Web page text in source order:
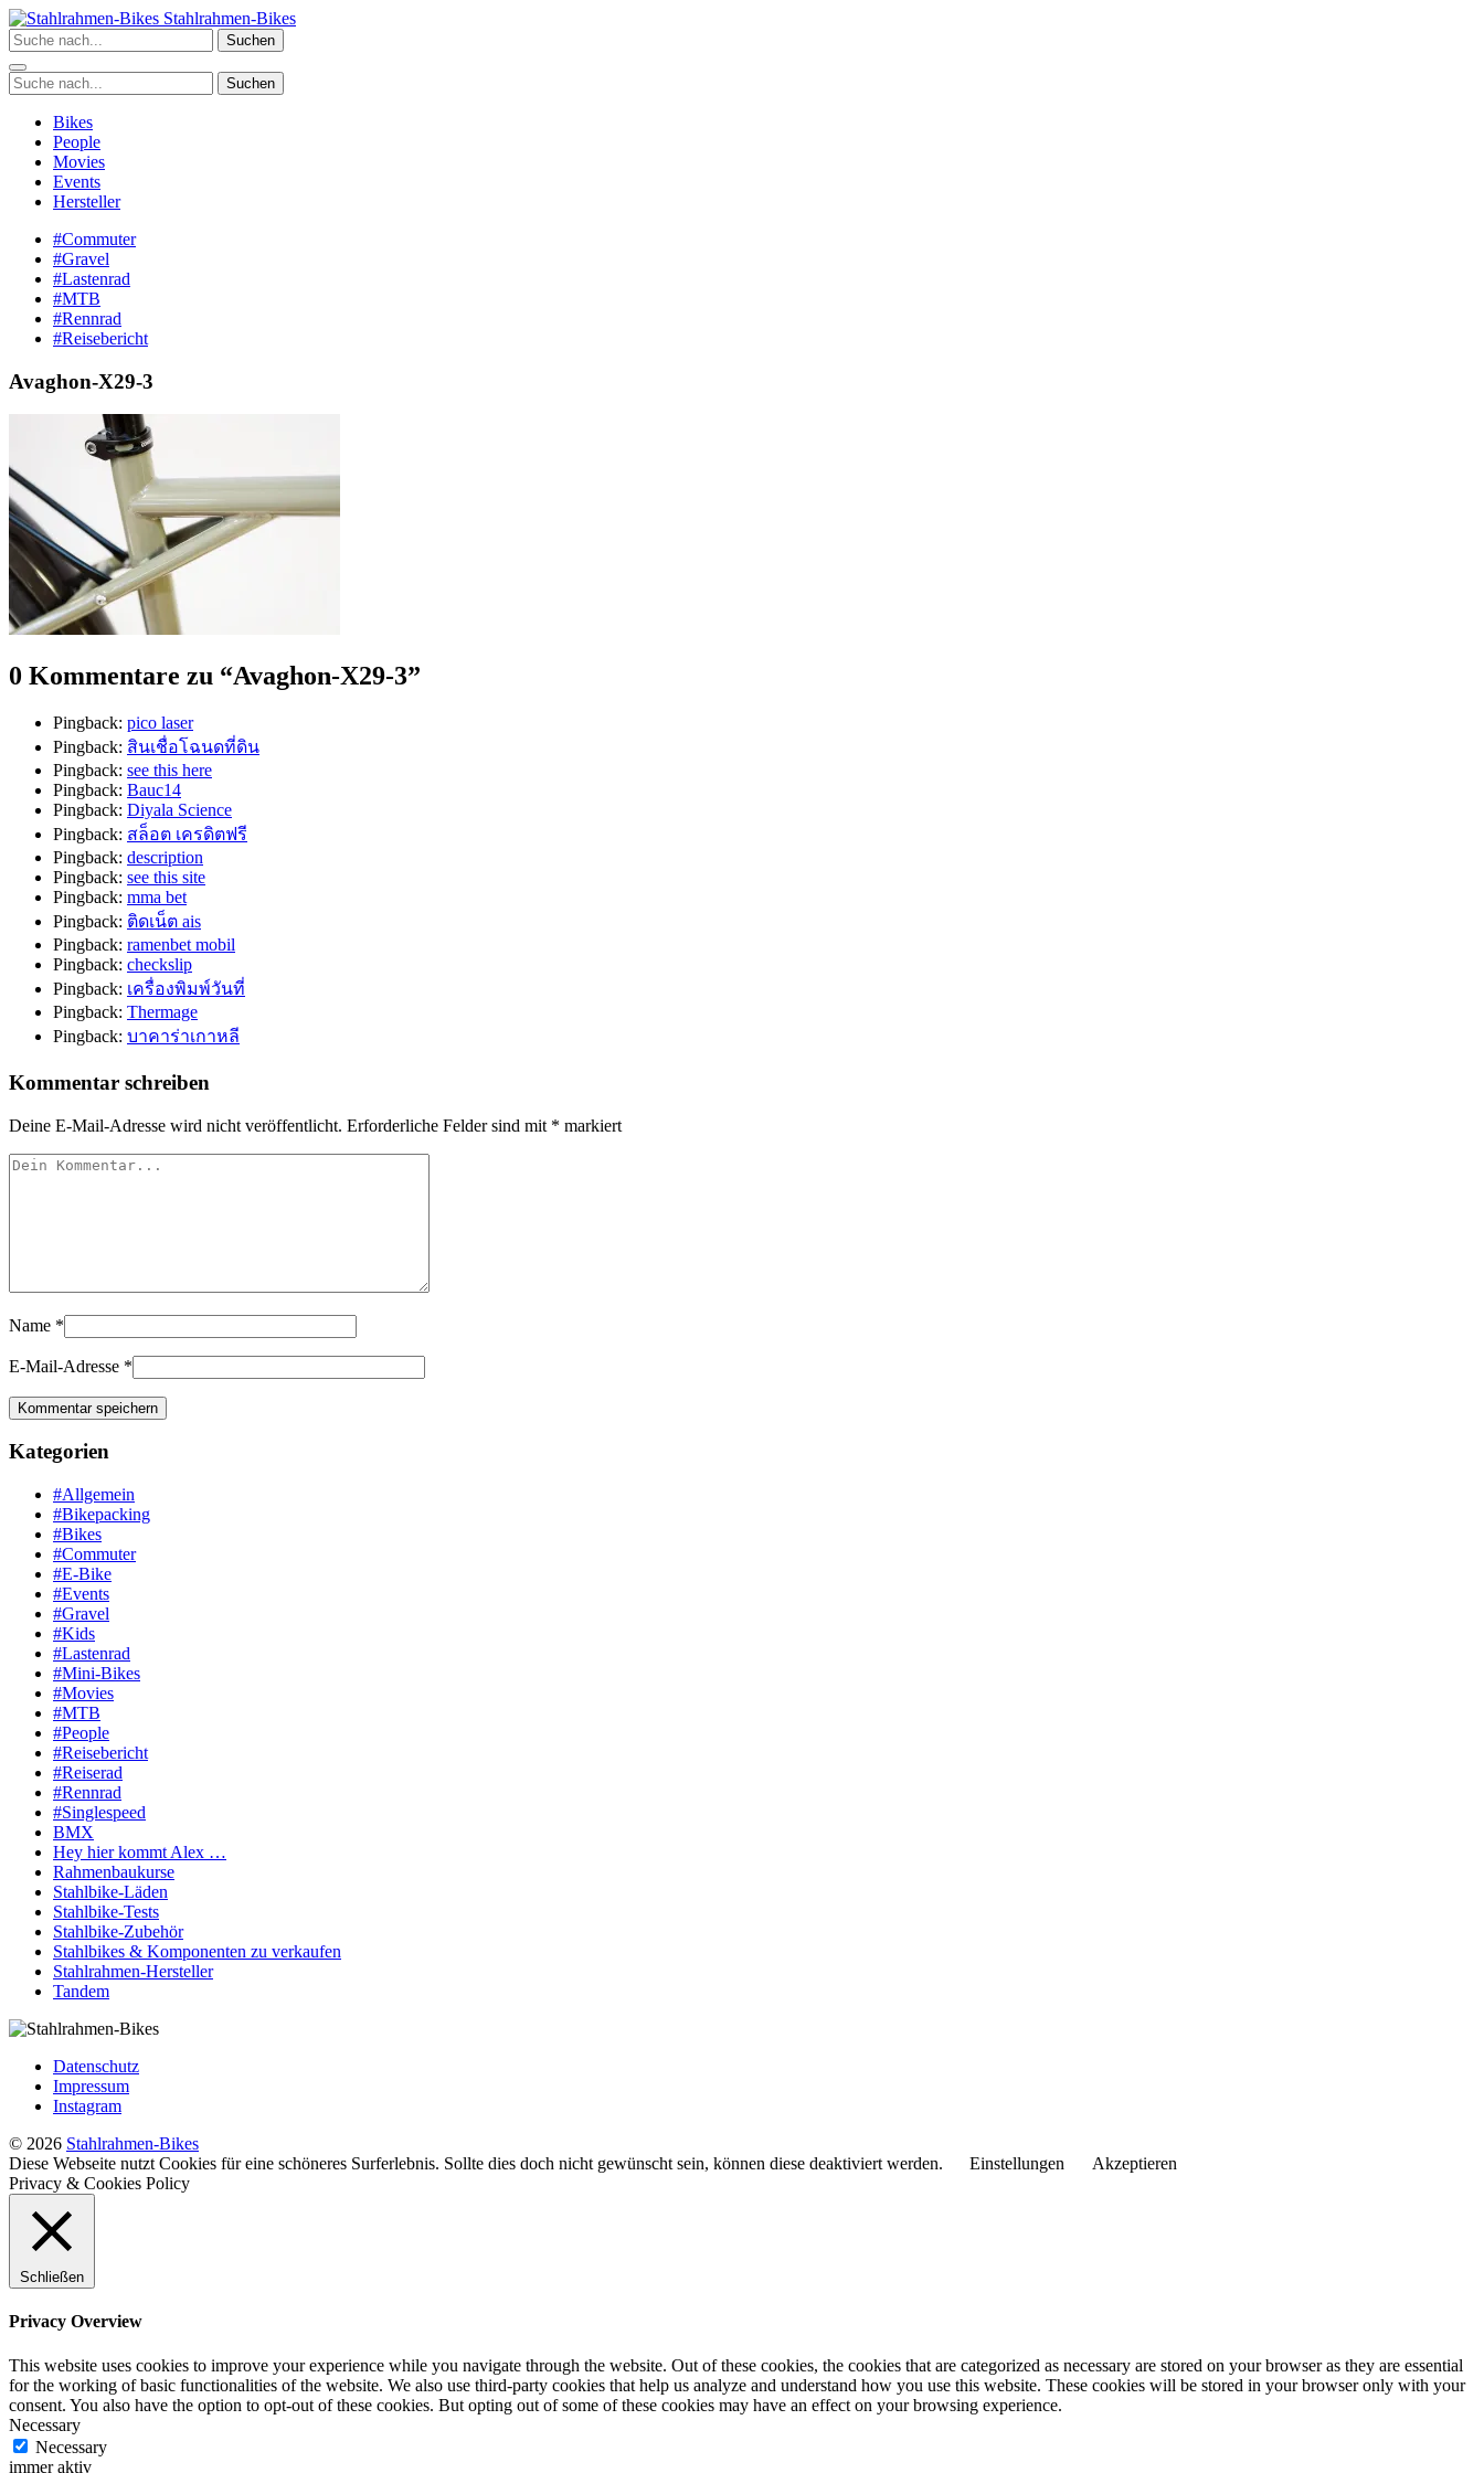
Zum
Inhalt
springen
Stahlrahmen-Bikes
Suchen
Suchen
Bikes
People
Movies
Events
Hersteller
#Commuter
#Gravel
#Lastenrad
#MTB
#Rennrad
#Reisebericht
Avaghon-X29-3
0 Kommentare zu “Avaghon-X29-3”
Pingback: pico laser
Pingback: สินเชื่อโฉนดที่ดิน
Pingback: see this here
Pingback: Bauc14
Pingback: Diyala Science
Pingback: สล็อต เครดิตฟรี
Pingback: description
Pingback: see this site
Pingback: mma bet
Pingback: ติดเน็ต ais
Pingback: ramenbet mobil
Pingback: checkslip
Pingback: เครื่องพิมพ์วันที่
Pingback: Thermage
Pingback: บาคาร่าเกาหลี
Kommentar schreiben
Deine E-Mail-Adresse wird nicht veröffentlicht. Erforderliche Felder sind mit * markiert
Name *
E-Mail-Adresse *
Kategorien
#Allgemein
#Bikepacking
#Bikes
#Commuter
#E-Bike
#Events
#Gravel
#Kids
#Lastenrad
#Mini-Bikes
#Movies
#MTB
#People
#Reisebericht
#Reiserad
#Rennrad
#Singlespeed
BMX
Hey hier kommt Alex …
Rahmenbaukurse
Stahlbike-Läden
Stahlbike-Tests
Stahlbike-Zubehör
Stahlbikes & Komponenten zu verkaufen
Stahlrahmen-Hersteller
Tandem
Datenschutz
Impressum
Instagram
© 2026 Stahlrahmen-Bikes
Diese Webseite nutzt Cookies für eine schöneres Surferlebnis. Sollte dies doch nicht gewünscht sein, können diese deaktiviert werden.
Einstellungen
Akzeptieren
Privacy & Cookies Policy
Schließen
Privacy Overview
This website uses cookies to improve your experience while you navigate through the website. Out of these cookies, the cookies that are categorized as necessary are stored on your browser as they are essential
for the working of basic functionalities of the website. We also use third-party cookies that help us analyze and understand how you use this website. These cookies will be stored in your browser only with your
consent. You also have the option to opt-out of these cookies. But opting out of some of these cookies may have an effect on your browsing experience.
Necessary
Necessary
immer aktiv